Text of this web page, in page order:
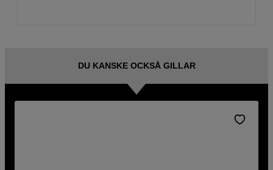
DU KANSKE OCKSÅ GILLAR